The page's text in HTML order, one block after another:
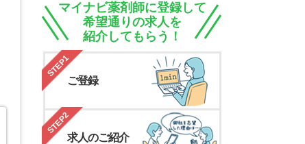
マイナビ薬剤師に登録して
希望通りの求人を
紹介してもらう！
STEP1
ご登録
STEP2
求人のご紹介